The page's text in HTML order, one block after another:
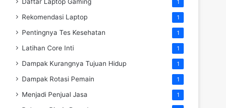
1
Rekomendasi Laptop 1
Pentingnya Tes Kesehatan 1
Latihan Core Inti 1
Dampak Kurangnya Tujuan Hidup 1
Dampak Rotasi Pemain 1
Menjadi Penjual Jasa 1